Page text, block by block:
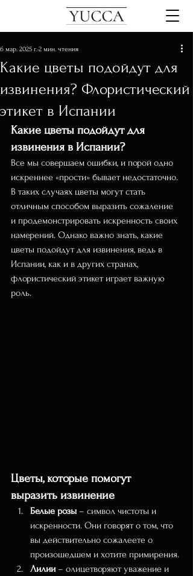
Какие цветы подойдут для
извинения? Флористический
этикет в Испании
6 мар. 2025 г.2 мин. чтения
Какие цветы подойдут для
извинения в Испании?
Все мы совершаем ошибки, и порой одно
искреннее «прости» бывает недостаточно.
В таких случаях цветы могут стать
отличным способом выразить сожаление
и продемонстрировать искренность своих
намерений. Однако важно знать, какие
цветы подойдут для извинения, ведь в
Испании, как и в других странах,
флористический этикет играет важную
роль.
Цветы, которые помогут
выразить извинение
Белые розы – символ чистоты и
искренности. Они говорят о том, что
вы действительно сожалеете о
произошедшем и хотите примирения.
Лилии – олицетворяют уважение и